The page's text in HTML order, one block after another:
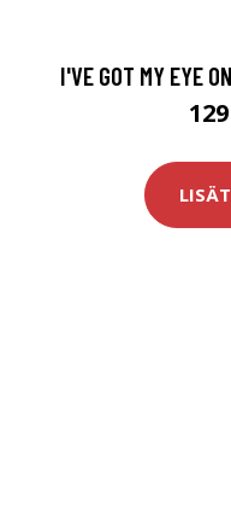
I'VE GOT MY EYE